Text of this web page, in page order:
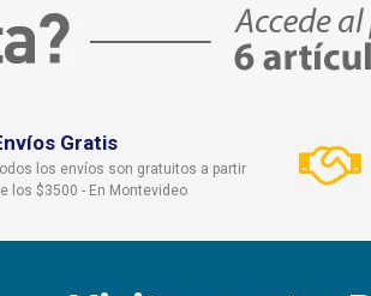
Gratis
los envíos son gratuitos a partir
los $3500 - En Montevideo